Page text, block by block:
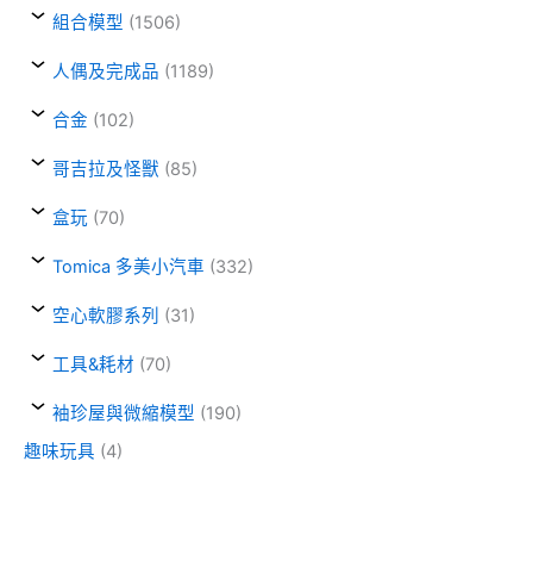
組合模型 (1506)
人偶及完成品 (1189)
合金 (102)
哥吉拉及怪獸 (85)
盒玩 (70)
Tomica 多美小汽車 (332)
空心軟膠系列 (31)
工具&耗材 (70)
袖珍屋與微縮模型 (190)
趣味玩具 (4)